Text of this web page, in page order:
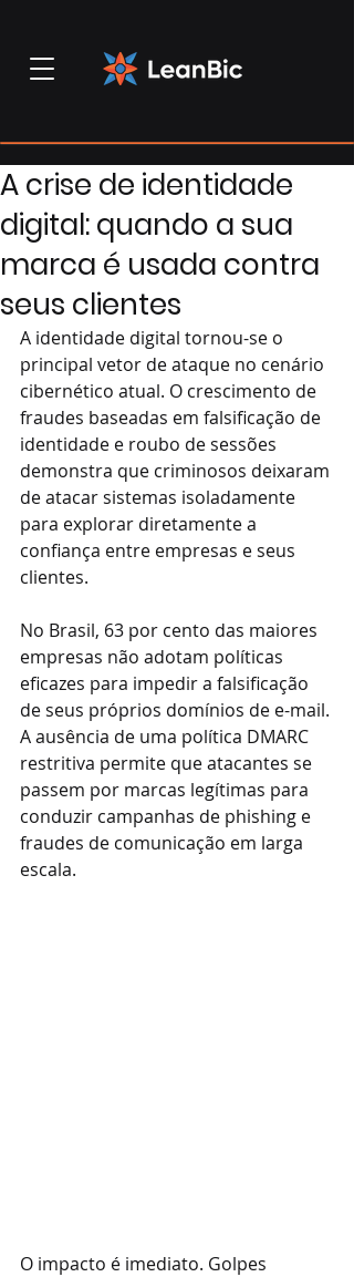
A crise de identidade
digital: quando a sua
marca é usada contra
seus clientes
A identidade digital tornou-se o
principal vetor de ataque no cenário
cibernético atual. O crescimento de
fraudes baseadas em falsificação de
identidade e roubo de sessões
demonstra que criminosos deixaram
de atacar sistemas isoladamente
para explorar diretamente a
confiança entre empresas e seus
clientes.
No Brasil, 63 por cento das maiores
empresas não adotam políticas
eficazes para impedir a falsificação
de seus próprios domínios de e-mail.
A ausência de uma política DMARC
restritiva permite que atacantes se
passem por marcas legítimas para
conduzir campanhas de phishing e
fraudes de comunicação em larga
escala.
O impacto é imediato. Golpes